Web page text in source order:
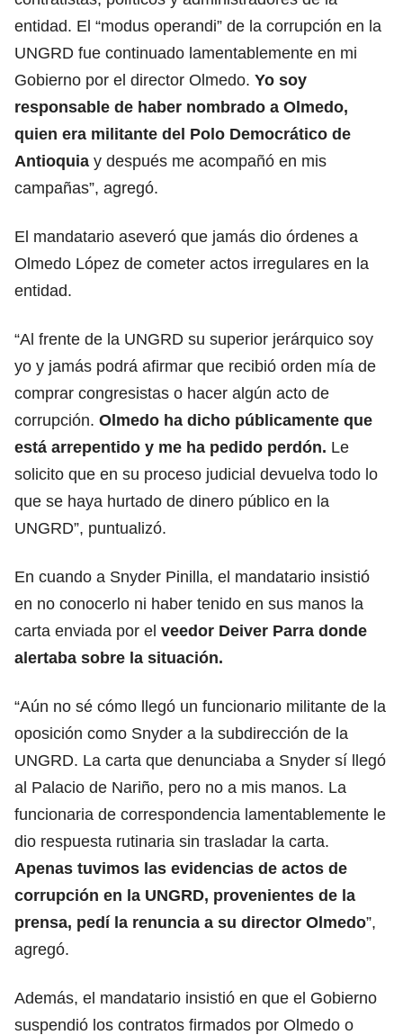
entidad. El “modus operandi” de la corrupción en la
UNGRD fue continuado lamentablemente en mi
Gobierno por el director Olmedo. Yo soy
responsable de haber nombrado a Olmedo,
quien era militante del Polo Democrático de
Antioquia y después me acompañó en mis
campañas”, agregó.
El mandatario aseveró que jamás dio órdenes a
Olmedo López de cometer actos irregulares en la
entidad.
“Al frente de la UNGRD su superior jerárquico soy
yo y jamás podrá afirmar que recibió orden mía de
comprar congresistas o hacer algún acto de
corrupción. Olmedo ha dicho públicamente que
está arrepentido y me ha pedido perdón. Le
solicito que en su proceso judicial devuelva todo lo
que se haya hurtado de dinero público en la
UNGRD”, puntualizó.
En cuando a Snyder Pinilla, el mandatario insistió
en no conocerlo ni haber tenido en sus manos la
carta enviada por el veedor Deiver Parra donde
alertaba sobre la situación.
“Aún no sé cómo llegó un funcionario militante de la
oposición como Snyder a la subdirección de la
UNGRD. La carta que denunciaba a Snyder sí llegó
al Palacio de Nariño, pero no a mis manos. La
funcionaria de correspondencia lamentablemente le
dio respuesta rutinaria sin trasladar la carta.
Apenas tuvimos las evidencias de actos de
corrupción en la UNGRD, provenientes de la
prensa, pedí la renuncia a su director Olmedo”,
agregó.
Además, el mandatario insistió en que el Gobierno
suspendió los contratos firmados por Olmedo o